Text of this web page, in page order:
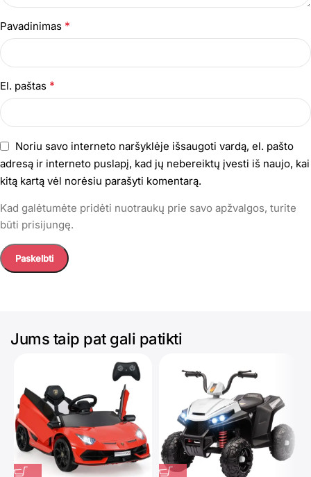
Pavadinimas *
El. paštas *
Noriu savo interneto naršyklėje išsaugoti vardą, el. pašto
adresą ir interneto puslapį, kad jų nebereiktų įvesti iš naujo, kai
kitą kartą vėl norėsiu parašyti komentarą.
Kad galėtumėte pridėti nuotraukų prie savo apžvalgos, turite
būti prisijungę.
Jums taip pat gali patikti